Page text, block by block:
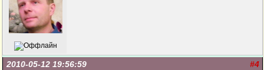
#4
2010-05-12 19:56:59